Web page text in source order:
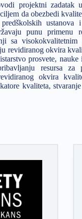
projektni zadatak
da obezbedi
punu primenu
sa
revidiranog okvira
prosvete,
resursa za
okvira
kvaliteta,